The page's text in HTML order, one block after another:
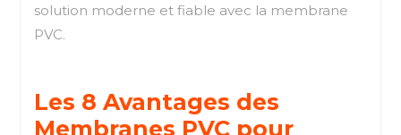
solution moderne et fiable avec la membrane
PVC.
Les 8 Avantages des
Membranes PVC pour